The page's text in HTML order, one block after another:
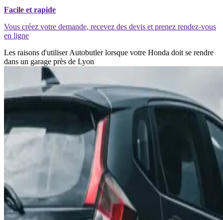
Facile et rapide
Vous créez votre demande, recevez des devis et prenez rendez-vous
en ligne
Les raisons d'utiliser Autobutler lorsque votre Honda doit se rendre
dans un garage près de Lyon